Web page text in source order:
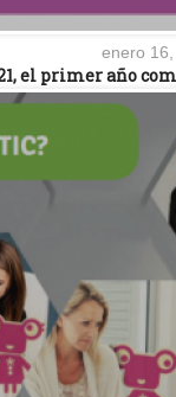
enero 16,
el primer año